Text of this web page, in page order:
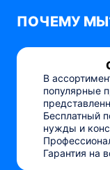
ПОЧЕМУ
В
популярные
Бесплатный
нужды и
Гарантия на